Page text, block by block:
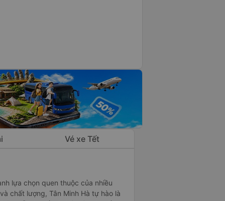
Vé xe Tết
lựa chọn quen thuộc của nhiều
chất lượng, Tân Minh Hà tự hào là